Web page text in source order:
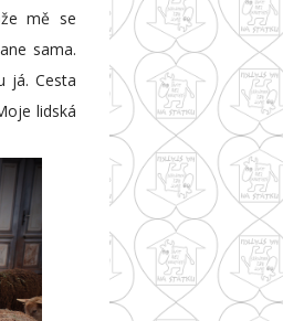
mě se
sama.
já. Cesta
lidská